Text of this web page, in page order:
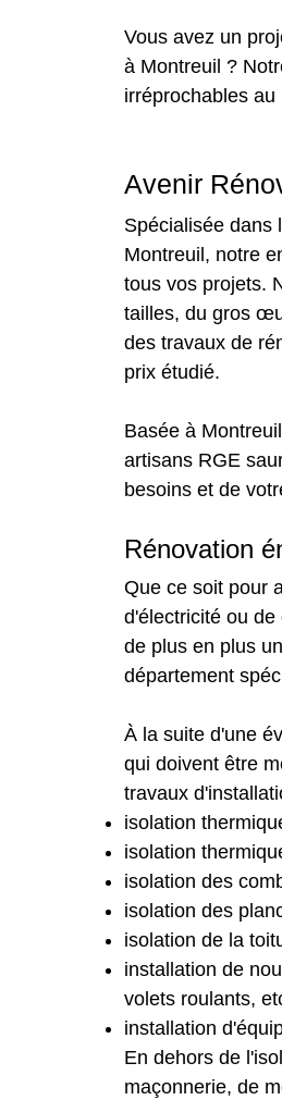
Vous avez un
à Montreuil ?
irréprochables
Avenir
Spécialisée dans
Montreuil, notre
tous vos projets.
tailles, du gros
des travaux de
prix étudié.
Basée à
artisans RGE
besoins et de
Rénovation
Que ce soit pour
d'électricité ou
de plus en plus
département
À la suite d'une
qui doivent être
travaux
isolation
isolation
isolation des
isolation des
isolation de la
installation de
volets roulants,
installation
En dehors de
maçonnerie, de